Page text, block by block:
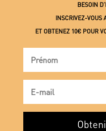
BESOIN
INSCRIVEZ-VOUS
ET OBTENEZ 10€ POUR